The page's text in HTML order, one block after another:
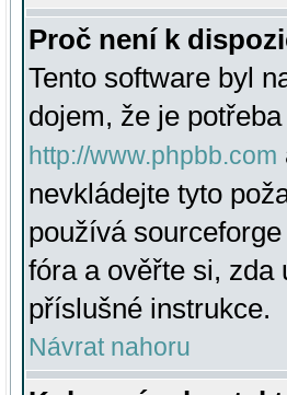
Proč není k
Tento software byl
dojem, že je
http://www.phpbb.com
nevkládejte tyto
používá
fóra a ověřte si, zda
příslušné instrukce.
Návrat nahoru